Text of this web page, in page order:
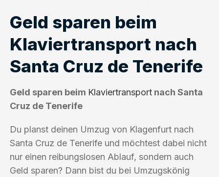
Geld sparen beim
Klaviertransport nach
Santa Cruz de Tenerife
Geld sparen beim Klaviertransport nach Santa
Cruz de Tenerife
Du planst deinen Umzug von Klagenfurt nach
Santa Cruz de Tenerife und möchtest dabei nicht
nur einen reibungslosen Ablauf, sondern auch
Geld sparen? Dann bist du bei Umzugskönig